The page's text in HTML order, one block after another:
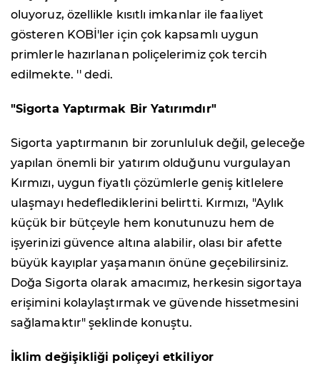
oluyoruz, özellikle kısıtlı imkanlar ile faaliyet
gösteren KOBİ'ler için çok kapsamlı uygun
primlerle hazırlanan poliçelerimiz çok tercih
edilmekte. '' dedi.
"Sigorta Yaptırmak Bir Yatırımdır"
Sigorta yaptırmanın bir zorunluluk değil, geleceğe
yapılan önemli bir yatırım olduğunu vurgulayan
Kırmızı, uygun fiyatlı çözümlerle geniş kitlelere
ulaşmayı hedeflediklerini belirtti. Kırmızı, "Aylık
küçük bir bütçeyle hem konutunuzu hem de
işyerinizi güvence altına alabilir, olası bir afette
büyük kayıplar yaşamanın önüne geçebilirsiniz.
Doğa Sigorta olarak amacımız, herkesin sigortaya
erişimini kolaylaştırmak ve güvende hissetmesini
sağlamaktır" şeklinde konuştu.
İklim değişikliği poliçeyi etkiliyor